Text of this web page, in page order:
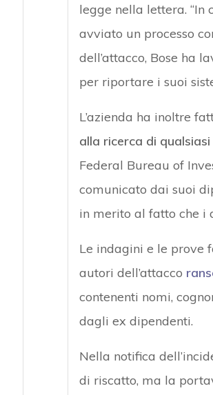
legge nella lettera. “In
avviato un processo
dell’attacco, Bose ha
per riportare i suoi
L’azienda ha inoltre
alla ricerca di
Federal Bureau of
comunicato dai suoi
in merito al fatto che i
Le indagini e le prove
autori dell’attacco
contenenti nomi,
dagli ex dipendenti.
Nella notifica
di riscatto, ma la